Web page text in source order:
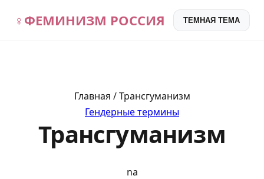
♀ ФЕМИНИЗМ РОССИЯ ТЕМНАЯ ТЕМА
Главная / Трансгуманизм
Гендерные термины
Трансгуманизм
na